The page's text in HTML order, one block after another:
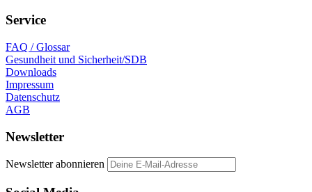
Service
FAQ / Glossar
Gesundheit und Sicherheit/SDB
Downloads
Impressum
Datenschutz
AGB
Newsletter
Newsletter abonnieren